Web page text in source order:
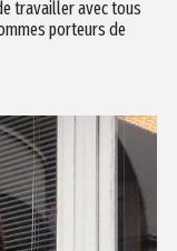
travailler avec tous
porteurs de